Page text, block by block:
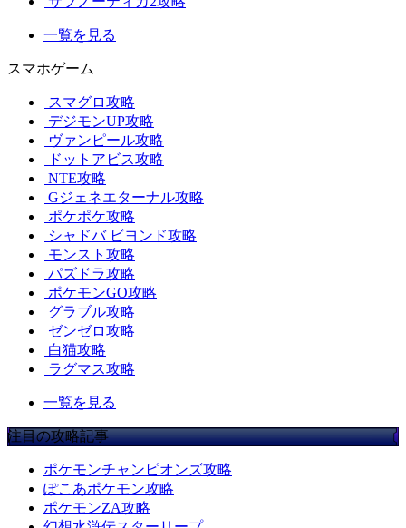
一覧を見る
スマホゲーム
スマグロ攻略
デジモンUP攻略
ヴァンピール攻略
ドットアビス攻略
NTE攻略
Gジェネエターナル攻略
ポケポケ攻略
シャドバ ビヨンド攻略
モンスト攻略
パズドラ攻略
ポケモンGO攻略
グラブル攻略
ゼンゼロ攻略
白猫攻略
ラグマス攻略
一覧を見る
注目の攻略記事
ポケモンチャンピオンズ攻略
ぽこあポケモン攻略
ポケモンZA攻略